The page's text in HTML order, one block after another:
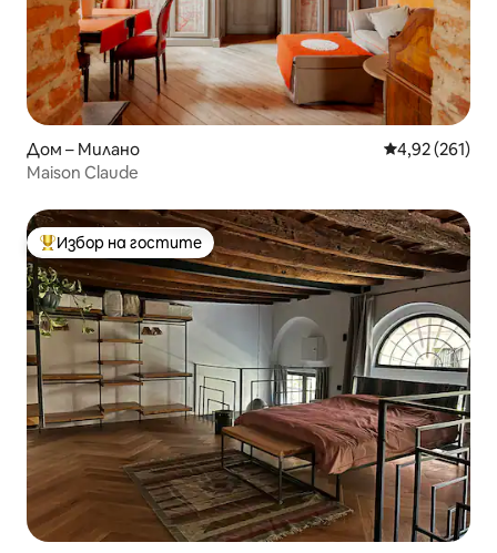
Дом – Милано Средна
4,92 (261)
Maison Claude
Най-популярен избор на гостите
Избор на гостите